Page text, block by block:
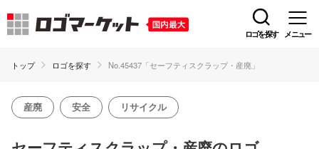
ロゴを探す メニュー
トップ ロゴを探す No.45437「セーフティスクラップ・産廃」
産廃 安全 リサイクル